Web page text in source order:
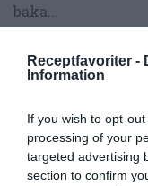
Receptfavoriter -
Information
If you wish to opt-
processing of your
targeted advertising
section to confirm
baka...
RECEPT